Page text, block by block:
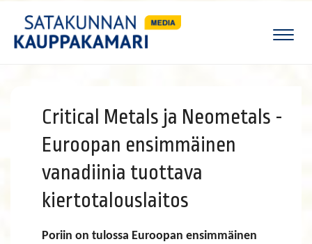
Critical Metals ja Neometals -
Euroopan ensimmäinen
vanadiinia tuottava
kiertotalouslaitos
Poriin on tulossa Euroopan ensimmäinen